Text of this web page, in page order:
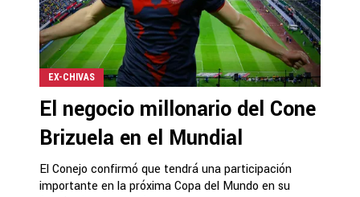
EX-CHIVAS
El negocio millonario del Cone
Brizuela en el Mundial
El Conejo confirmó que tendrá una participación
importante en la próxima Copa del Mundo en su